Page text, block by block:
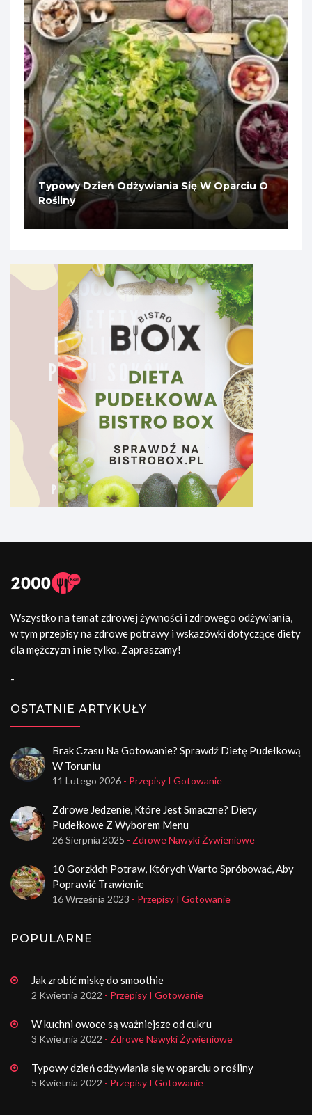
Typowy Dzień Odżywiania Się W Oparciu O
Rośliny
Wszystko na temat zdrowej żywności i zdrowego odżywiania,
w tym przepisy na zdrowe potrawy i wskazówki dotyczące diety
dla mężczyzn i nie tylko. Zapraszamy!
-
OSTATNIE ARTYKUŁY
Brak Czasu Na Gotowanie? Sprawdź Dietę Pudełkową
W Toruniu
11 Lutego 2026 - Przepisy I Gotowanie
Zdrowe Jedzenie, Które Jest Smaczne? Diety
Pudełkowe Z Wyborem Menu
26 Sierpnia 2025 - Zdrowe Nawyki Żywieniowe
10 Gorzkich Potraw, Których Warto Spróbować, Aby
Poprawić Trawienie
16 Września 2023 - Przepisy I Gotowanie
POPULARNE
Jak zrobić miskę do smoothie
2 Kwietnia 2022 - Przepisy I Gotowanie
W kuchni owoce są ważniejsze od cukru
3 Kwietnia 2022 - Zdrowe Nawyki Żywieniowe
Typowy dzień odżywiania się w oparciu o rośliny
5 Kwietnia 2022 - Przepisy I Gotowanie